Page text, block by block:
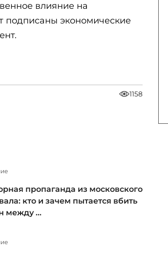
влияние на
подписаны экономические
1158
пропаганда из московского
кто и зачем пытается вбить
между ...